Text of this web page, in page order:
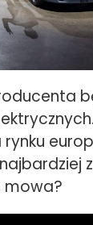
mowa?